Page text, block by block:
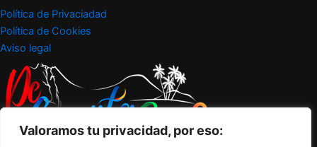
Valoramos tu privacidad, por eso:
Política de Privaciadad
Política de Cookies
Aviso legal